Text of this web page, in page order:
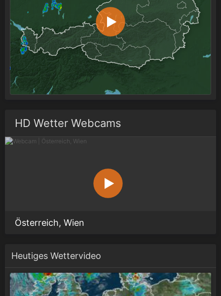
HD Wetter Webcams
Österreich, Wien
Heutiges Wettervideo